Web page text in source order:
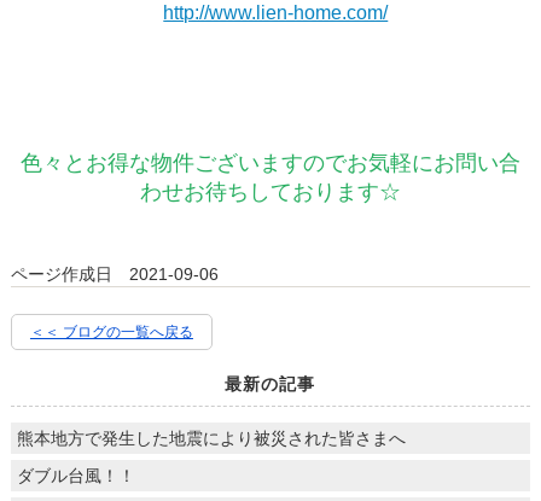
http://www.lien-home.com/
色々とお得な物件ございますのでお気軽にお問い合
わせお待ちしております☆
ページ作成日 2021-09-06
＜＜ ブログの一覧へ戻る
最新の記事
熊本地方で発生した地震により被災された皆さまへ
ダブル台風！！